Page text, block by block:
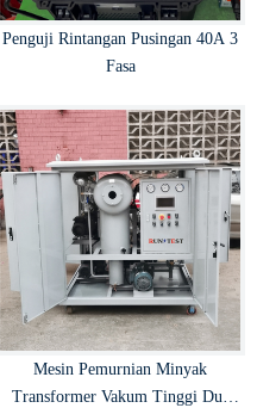
Penguji Rintangan Pusingan 40A 3
Fasa
Mesin Pemurnian Minyak
Transformer Vakum Tinggi Dua